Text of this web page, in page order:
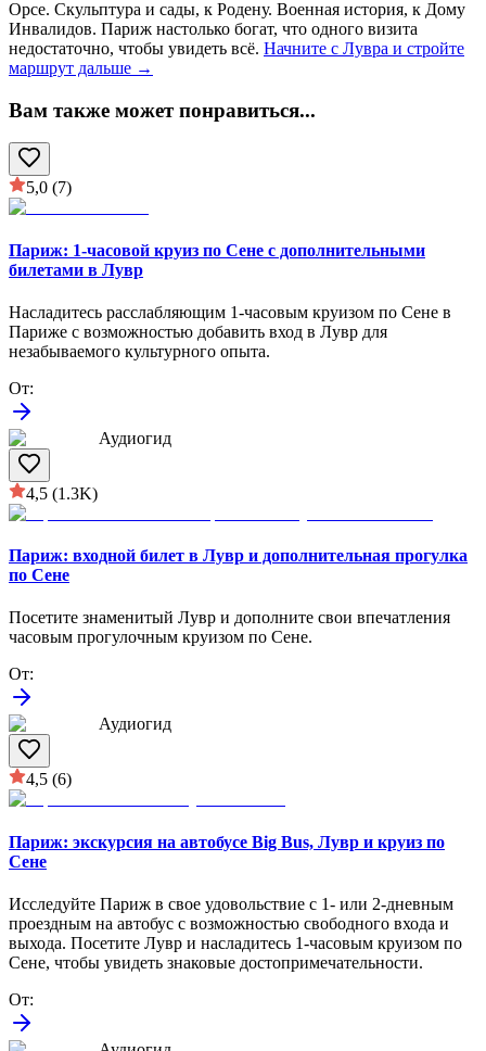
Орсе. Скульптура и сады, к Родену. Военная история, к Дому
Инвалидов. Париж настолько богат, что одного визита
недостаточно, чтобы увидеть всё. Начните с Лувра и стройте
маршрут дальше →
Вам также может понравиться...
5,0 (7)
Париж: 1-часовой круиз по Сене с дополнительными
билетами в Лувр
Насладитесь расслабляющим 1-часовым круизом по Сене в
Париже с возможностью добавить вход в Лувр для
незабываемого культурного опыта.
От:
Аудиогид
4,5 (1.3K)
Париж: входной билет в Лувр и дополнительная прогулка
по Сене
Посетите знаменитый Лувр и дополните свои впечатления
часовым прогулочным круизом по Сене.
От:
Аудиогид
4,5 (6)
Париж: экскурсия на автобусе Big Bus, Лувр и круиз по
Сене
Исследуйте Париж в свое удовольствие с 1- или 2-дневным
проездным на автобус с возможностью свободного входа и
выхода. Посетите Лувр и насладитесь 1-часовым круизом по
Сене, чтобы увидеть знаковые достопримечательности.
От: